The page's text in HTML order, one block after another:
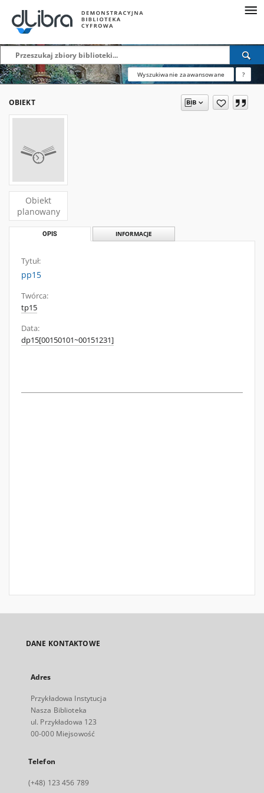
Wyszukiwanie zaawansowane ?
OBIEKT
Obiekt
planowany
OPIS INFORMACJE
Tytuł:
pp15
Twórca:
tp15
Data:
dp15[00150101~00151231]
DANE KONTAKTOWE
Adres
Przykładowa Instytucja
Nasza Biblioteka
ul. Przykładowa 123
00-000 Miejsowość
Telefon
(+48) 123 456 789